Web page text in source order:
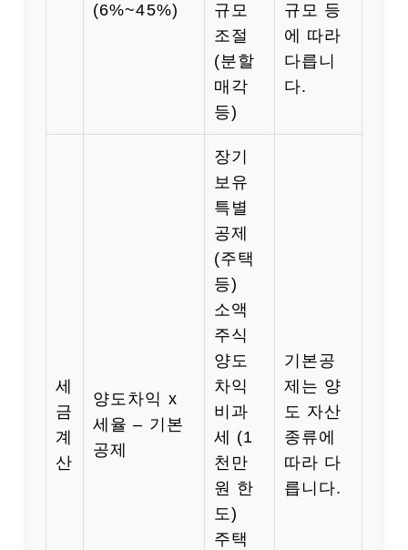
(6%~45%)
규모
조절
(분할
매각
등)
규모 등
에 따라
다릅니
다.
세
금
계
산
양도차익 x
세율 – 기본
공제
장기
보유
특별
공제
(주택
등)
소액
주식
양도
차익
비과
세 (1
천만
원 한
도)
주택
기본공
제는 양
도 자산
종류에
따라 다
릅니다.